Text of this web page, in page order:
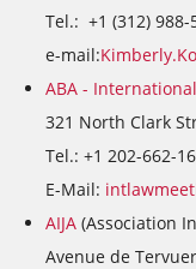
Tel.: +1 (312) 988-
e-mail:
ABA -
321 North Clark
Tel.: +1 202-662-
E-Mail:
AIJA (Association
Avenue de